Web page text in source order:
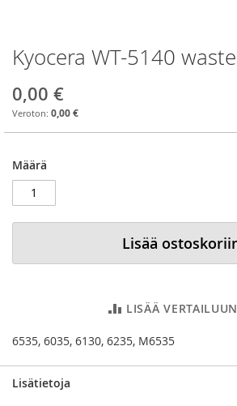
Skip
to
the
beginning
of
the
gallery
Kyocera WT-5140
0,00 €
0,00 €
Määrä
Lisää
LISÄÄ VERTAILUUN
6535, 6035, 6130, 6235, M6535
Lisätietoja